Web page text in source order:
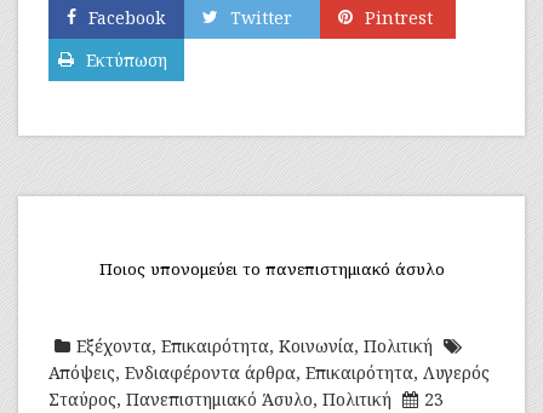
Facebook Twitter
Pintrest
Εκτύπωση
Ποιος υπονομεύει το πανεπιστημιακό άσυλο
Εξέχοντα, Επικαιρότητα, Κοινωνία, Πολιτική
Απόψεις, Ενδιαφέροντα άρθρα, Επικαιρότητα, Λυγερός
Σταύρος, Πανεπιστημιακό Άσυλο, Πολιτική
23